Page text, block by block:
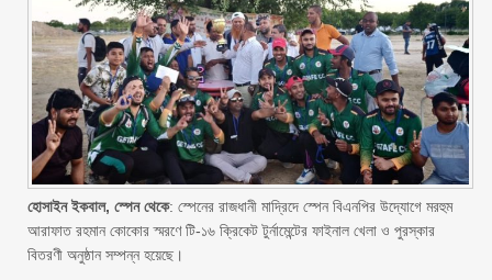
হোসাইন ইকবাল, স্পেন থেকে: স্পেনের রাজধানী মাদ্রিদে স্পেন বিএনপির উদ্যোগে মরহুম
আরাফাত রহমান কোকোর স্মরণে টি-১৬ ক্রিকেট টুর্নামেন্টের ফাইনাল খেলা ও পুরস্কার
বিতরণী অনুষ্ঠান সম্পন্ন হয়েছে।